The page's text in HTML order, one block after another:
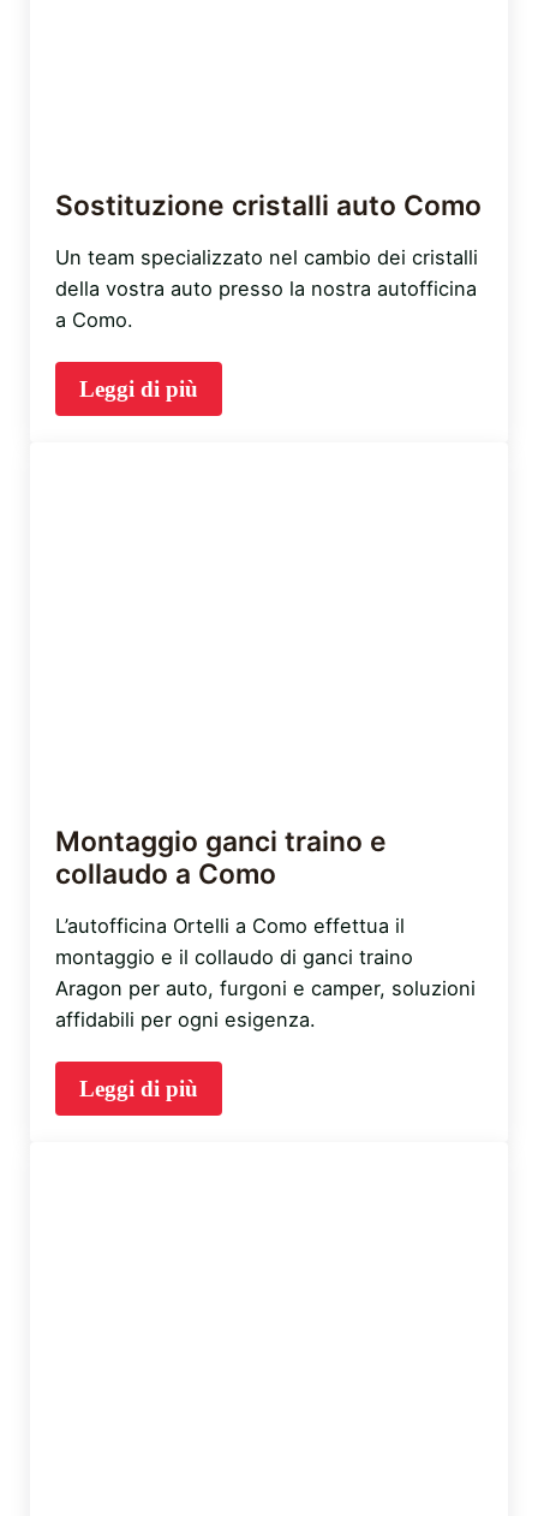
Sostituzione cristalli auto Como
Un team specializzato nel cambio dei cristalli
della vostra auto presso la nostra autofficina
a Como.
Leggi di piùSostituzione cristalli auto Como
Montaggio ganci traino e
collaudo a Como
L’autofficina Ortelli a Como effettua il
montaggio e il collaudo di ganci traino
Aragon per auto, furgoni e camper, soluzioni
affidabili per ogni esigenza.
Leggi di piùMontaggio ganci traino e collaudo a